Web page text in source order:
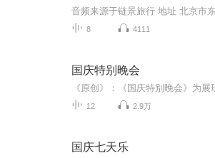
8 4111
国庆特别晚会
12 2.9万
国庆七天乐